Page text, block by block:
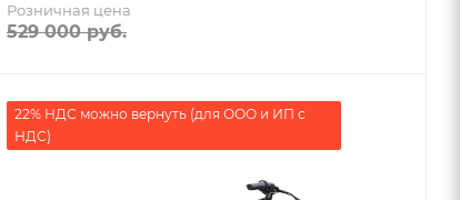
Розничная цена
529 000руб.
22% НДС можно вернуть (для ООО и ИП с
НДС)